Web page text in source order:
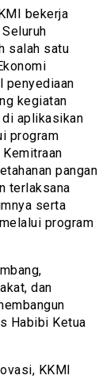
bekerja
salah satu
penyediaan
kegiatan
aplikasikan
program
Kemitraan
pangan
terlaksana
serta
program
dan
Habibi Ketua
KKMI